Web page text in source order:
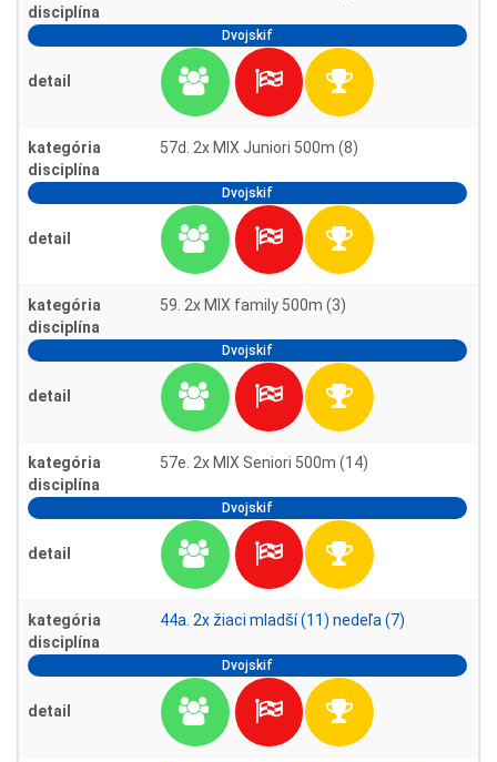
disciplína
Dvojskif
detail
kategória
57d. 2x MIX Juniori 500m (8)
disciplína
Dvojskif
detail
kategória
59. 2x MIX family 500m (3)
disciplína
Dvojskif
detail
kategória
57e. 2x MIX Seniori 500m (14)
disciplína
Dvojskif
detail
kategória
44a. 2x žiaci mladší (11) nedeľa (7)
disciplína
Dvojskif
detail